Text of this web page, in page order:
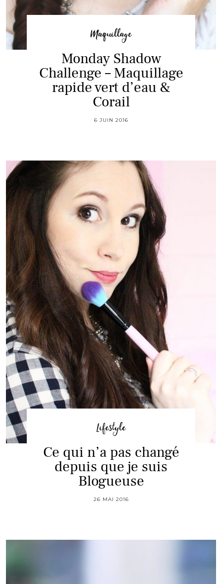
Maquillage
Monday Shadow
Challenge – Maquillage
rapide vert d’eau &
Corail
6 JUIN 2016
Lifestyle
Ce qui n’a pas changé
depuis que je suis
Blogueuse
26 MAI 2016